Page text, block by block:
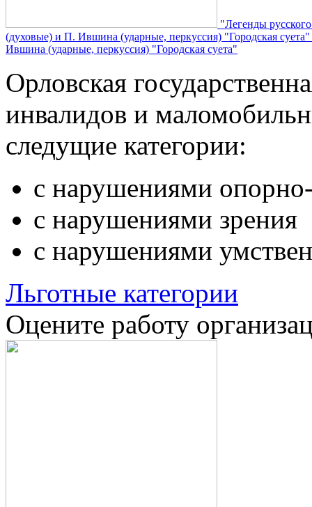
"Легенды
(духовые) и П. Ившина (ударные, перкуссия) "Городская суета"
Ившина (ударные, перкуссия) "Городская суета"
Орловская
инвалидов и
следущие категории:
с нарушениями опорно-
с нарушениями зрения
с нарушениями
Льготные категории
Оцените работу